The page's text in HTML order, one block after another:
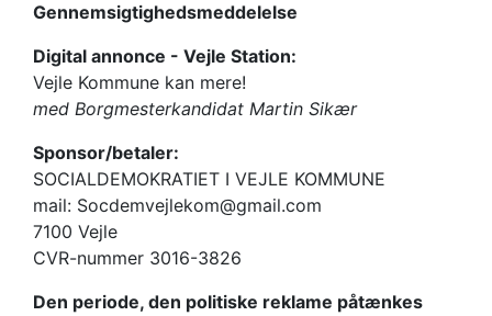
Gennemsigtighedsmeddelelse
Digital annonce - Vejle Station:
Vejle Kommune kan mere!
med Borgmesterkandidat Martin Sikær
Sponsor/betaler:
SOCIALDEMOKRATIET I VEJLE KOMMUNE
mail: Socdemvejlekom@gmail.com
7100 Vejle
CVR-nummer 3016-3826
Den periode, den politiske reklame påtænkes